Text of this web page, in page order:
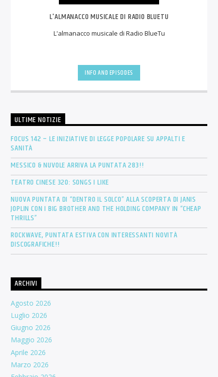
L'ALMANACCO MUSICALE DI RADIO BLUETU
L'almanacco musicale di Radio BlueTu
INFO AND EPISODES
ULTIME NOTIZIE
FOCUS 142 – LE INIZIATIVE DI LEGGE POPOLARE SU APPALTI E
SANITÀ
MESSICO & NUVOLE ARRIVA LA PUNTATA 283!!
TEATRO CINESE 320: SONGS I LIKE
NUOVA PUNTATA DI “DENTRO IL SOLCO” ALLA SCOPERTA DI JANIS
JOPLIN CON I BIG BROTHER AND THE HOLDING COMPANY IN “CHEAP
THRILLS”
ROCKWAVE, PUNTATA ESTIVA CON INTERESSANTI NOVITÀ
DISCOGRAFICHE!!
ARCHIVI
Agosto 2026
Luglio 2026
Giugno 2026
Maggio 2026
Aprile 2026
Marzo 2026